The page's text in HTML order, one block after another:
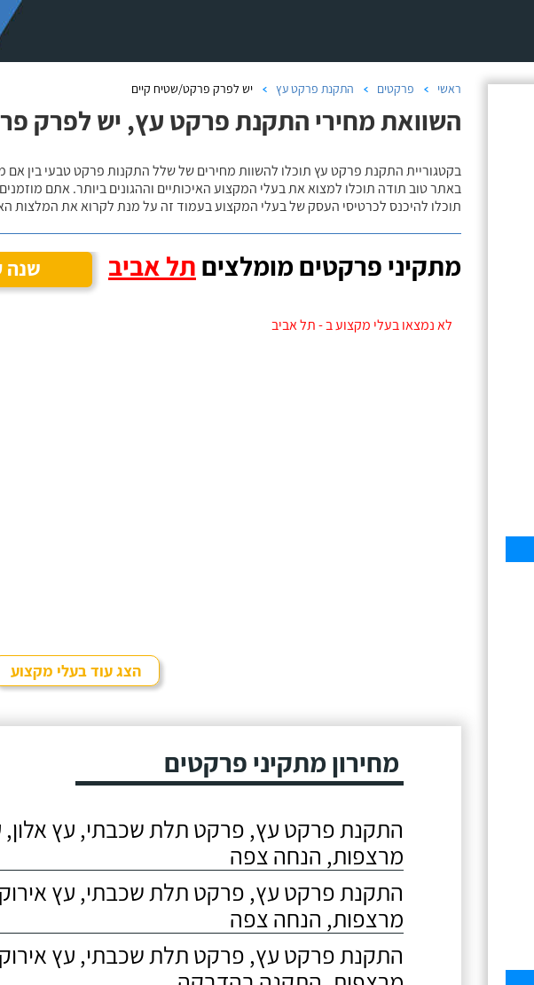
ראשי פרקטים התקנת פרקט עץ יש לפרק פרקט/שטיח קיים
השוואת מחירי התקנת פרקט עץ, יש לפרק
בקטגוריית התקנת פרקט עץ תוכלו להשוות מחירים של שלל התקנות פרקט טבעי בין
באתר טוב תודה תוכלו למצוא את בעלי המקצוע האיכותיים וההגונים ביותר. אתם
תוכלו להיכנס לכרטיסי העסק של בעלי המקצוע בעמוד זה על מנת לקרוא את המלצות
מתקיני פרקטים מומלצים תל אביב שנה
לא נמצאו בעלי מקצוע ב - תל אביב
הצג עוד בעלי מקצוע
מחירון מתקיני פרקטים
התקנת פרקט עץ, פרקט תלת שכבתי, עץ אלון,
מרצפות, הנחה צפה
התקנת פרקט עץ, פרקט תלת שכבתי, עץ
מרצפות, הנחה צפה
התקנת פרקט עץ, פרקט תלת שכבתי, עץ